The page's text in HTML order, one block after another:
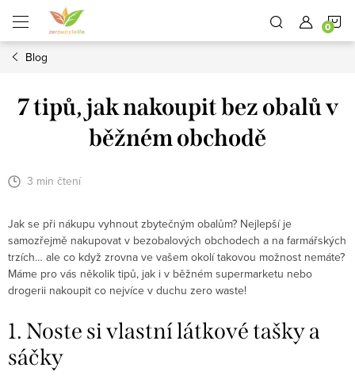
obsah
Blog
7 tipů, jak nakoupit bez obalů v
běžném obchodě
3 min čtení
Jak se při nákupu vyhnout zbytečným obalům? Nejlepší je
samozřejmě nakupovat v bezobalových obchodech a na farmářských
trzích… ale co když zrovna ve vašem okolí takovou možnost nemáte?
Máme pro vás několik tipů, jak i v běžném supermarketu nebo
drogerii nakoupit co nejvíce v duchu zero waste!
1. Noste si vlastní látkové tašky a
sáčky